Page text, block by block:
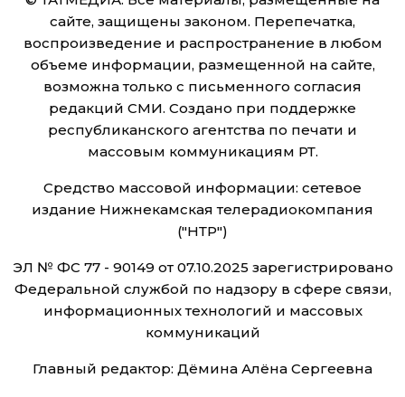
сайте, защищены законом. Перепечатка,
воспроизведение и распространение в любом
объеме информации, размещенной на сайте,
возможна только с письменного согласия
редакций СМИ. Создано при поддержке
республиканского агентства по печати и
массовым коммуникациям РТ.
Средство массовой информации: сетевое
издание Нижнекамская телерадиокомпания
("НТР")
ЭЛ № ФС 77 - 90149 от 07.10.2025 зарегистрировано
Федеральной службой по надзору в сфере связи,
информационных технологий и массовых
коммуникаций
Главный редактор: Дёмина Алёна Сергеевна